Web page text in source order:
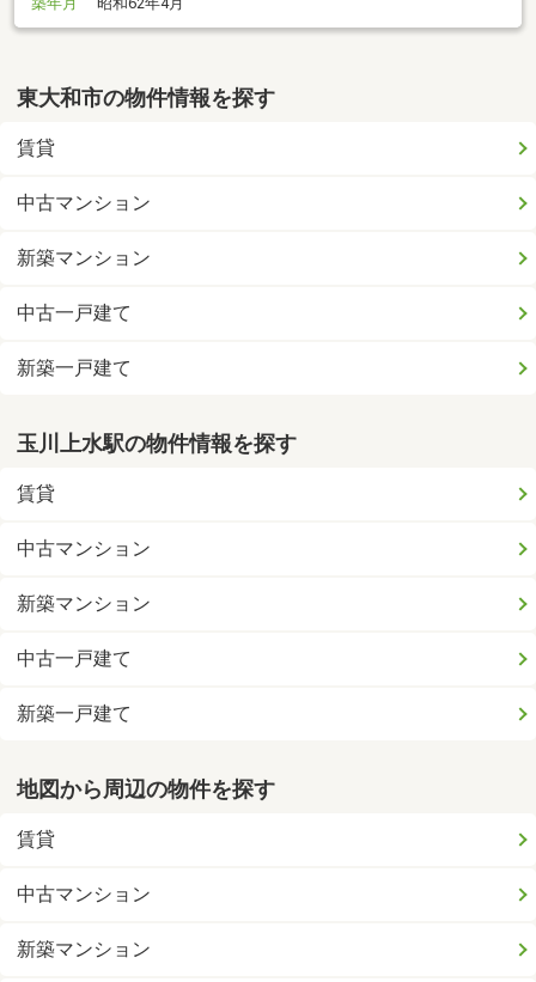
東大和市の物件情報を探す
賃貸
中古マンション
新築マンション
中古一戸建て
新築一戸建て
玉川上水駅の物件情報を探す
賃貸
中古マンション
新築マンション
中古一戸建て
新築一戸建て
地図から周辺の物件を探す
賃貸
中古マンション
新築マンション